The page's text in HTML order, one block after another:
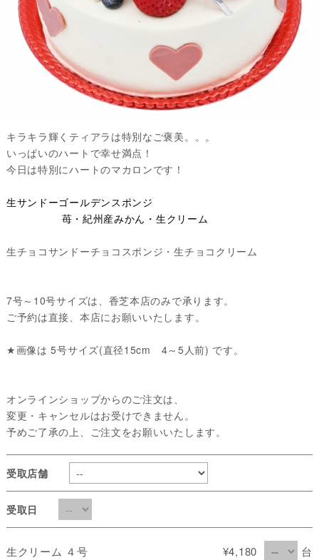
キラキラ輝くティアラは特別なご褒美。。。
いっぱいのハートで幸せ満点！
今日は特別にハートのマカロンです！
生サンドーゴールデンスポンジ
苺・紀州産みかん・生クリーム
生チョコサンドーチョコスポンジ・生チョコクリーム
7号～10号サイズは、香芝本店のみで承ります。
ご予約は直接、本店にお願いいたします。
★画像は 5号サイズ(直径15cm 4～5人前) です。
オンラインショップからのご注文は、
変更・キャンセルはお受けできません。
予めご了承の上、ご注文をお願いいたします。
受取店舗
受取日
生クリーム ４号 ¥4,180 台